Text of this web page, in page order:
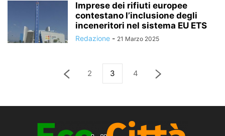
Imprese dei rifiuti europee
contestano l’inclusione degli
inceneritori nel sistema EU ETS
Redazione - 21 Marzo 2025
2 3 4